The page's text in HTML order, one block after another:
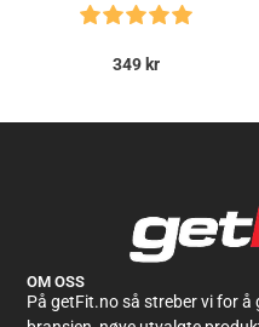
349kr
Kundevurderinger
Likte chrunchen i den!!!
Mon Feb 24 2025 12:14:20
Barebells Creamy Crisp 12 x 55g
OM OSS
På getFit.no så streber vi for å